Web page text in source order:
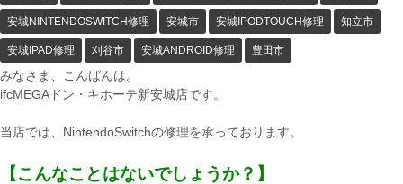
安城NINTENDOSWITCH修理 安城市 安城IPODTOUCH修理 知立市
安城IPAD修理 刈谷市 安城ANDROID修理 豊田市
みなさま、こんばんは。
ifcMEGAドン・キホーテ新安城店です。
当店では、NintendoSwitchの修理を承っております。
【こんなことはないでしょうか？】